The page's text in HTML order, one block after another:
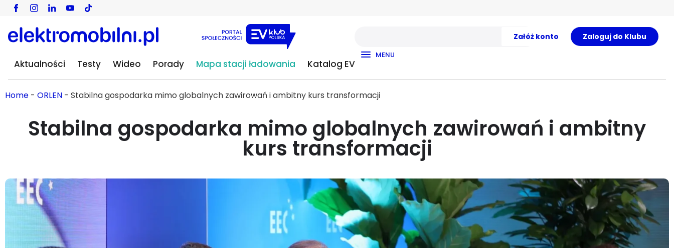
Załóż konto Zaloguj do Klubu
Aktualności Testy Wideo Porady Mapa stacji ładowania Katalog EV
MENU
Home - ORLEN - Stabilna gospodarka mimo globalnych zawirowań i ambitny kurs transformacji
Stabilna gospodarka mimo globalnych zawirowań i ambitny
kurs transformacji